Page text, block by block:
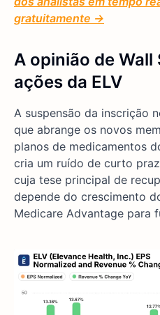
gratuitamente →
A opinião de
ações da ELV
A suspensão da inscrição
que abrange os novos
planos de medicamentos
cria um ruído de curto
cuja tese principal de
depende do crescimento
Medicare Advantage para